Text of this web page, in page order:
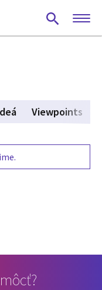
tab) Viewpoints